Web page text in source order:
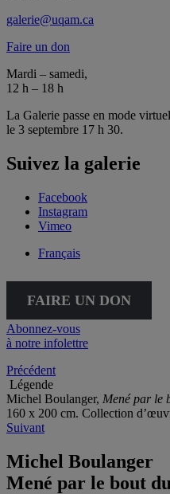
galerie@uqam.ca
Faire un don
Mardi – samedi,
12 h – 18 h
La Galerie passe en mode
le 3 septembre 17 h 30.
Suivez la galerie
Facebook
Instagram
Vimeo
Français
FAIRE UN DON
Abonnez-vous
à notre infolettre
Précédent
Légende
Michel Boulanger, Mené par le
160 x 200 cm. Collection
Suivant
Michel Boulanger
Mené par le bout